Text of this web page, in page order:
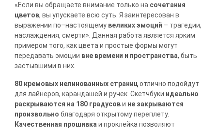
«Если вы обращаете внимание только на сочетания
цветов, вы упускаете всю суть. Я заинтересован в
выражении по–настоящему великих эмоций – трагедии,
наслаждения, смерти». Данная работа является ярким
примером того, как цвета и простые формы могут
передавать эмоции вне времени и пространства, быть
застывшими в них.
80 кремовых нелинованных страницотлично подойдут
для лайнеров, карандашей и ручек. Скетчбуки идеально
раскрываются на 180 градусови не закрываются
произвольно благодаря открытому переплету.
Качественная прошивка и проклейка позволяют